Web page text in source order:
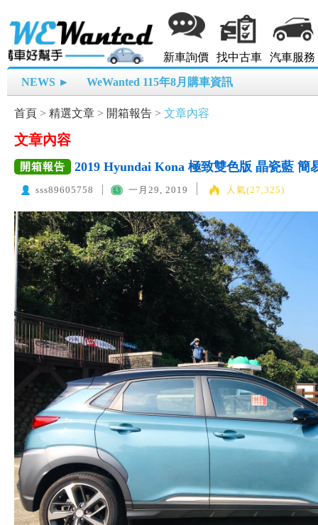
新車詢價 找中古車 汽車服務
NEWS ► WeWanted 115年8月購車資訊
首頁 > 精選文章 > 開箱報告 > 文章內容
文章內容
開箱報告 2019 Hyundai Kona 極致雙色版 晶瓷藍 簡
sss89605758 一月29, 2019 人氣(27,325)